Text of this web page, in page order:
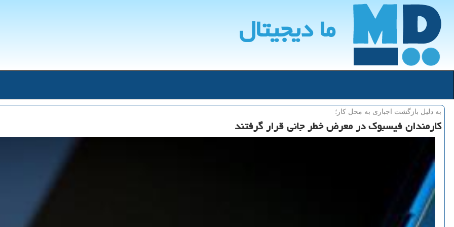
ما دیجیتال
به دلیل بازگشت اجباری به محل كار؛
كارمندان فیسبوك در معرض خطر جانی قرار گرفتند